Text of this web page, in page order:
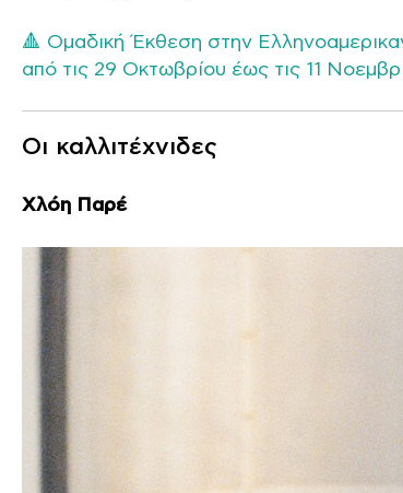
🔺 Ομαδική Έκθεση στην
από τις 29 Οκτωβρίου έως τις 11
Οι καλλιτέχνιδες
Χλόη Παρέ